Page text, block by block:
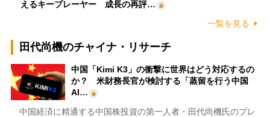
えるキープレーヤー 成長の再評…
一覧を見る
田代尚機のチャイナ・リサーチ
中国「Kimi K3」の衝撃に世界はどう対応するの
か？ 米財務長官が検討する「蒸留を行う中国
AI…
中国経済に精通する中国株投資の第一人者・田代尚機氏のプレ